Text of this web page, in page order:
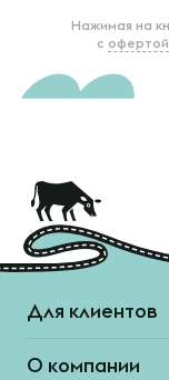
Нажимая на
с офертой
Для клиентов
О компании